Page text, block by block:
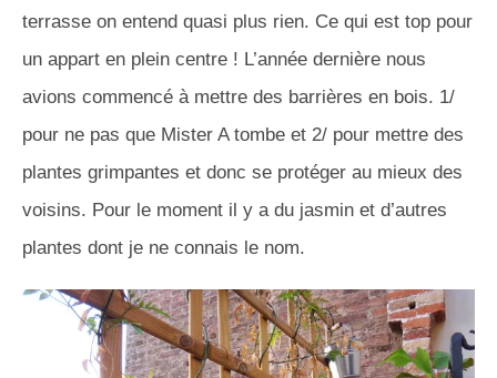
terrasse on entend quasi plus rien. Ce qui est top pour
un appart en plein centre ! L’année dernière nous
avions commencé à mettre des barrières en bois. 1/
pour ne pas que Mister A tombe et 2/ pour mettre des
plantes grimpantes et donc se protéger au mieux des
voisins. Pour le moment il y a du jasmin et d’autres
plantes dont je ne connais le nom.